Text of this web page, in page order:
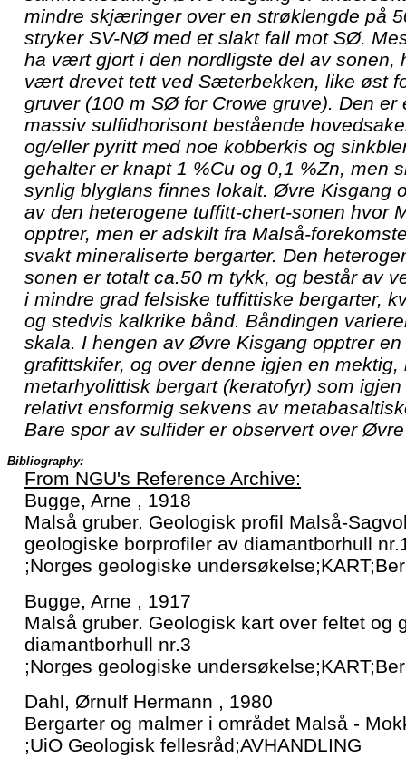
mindre skjæringer over en strøklengde på
stryker SV-NØ med et slakt fall mot SØ.
ha vært gjort i den nordligste del av sonen,
vært drevet tett ved Sæterbekken, like øst
gruver (100 m SØ for Crowe gruve). Den er
massiv sulfidhorisont bestående
og/eller pyritt med noe kobberkis og
gehalter er knapt 1 %Cu og 0,1 %Zn, men
synlig blyglans finnes lokalt. Øvre Kisgang
av den heterogene tuffitt-chert-sonen hvor
opptrer, men er adskilt fra Malså-
svakt mineraliserte bergarter. Den
sonen er totalt ca.50 m tykk, og består av
i mindre grad felsiske tuffittiske bergarter,
og stedvis kalkrike bånd. Båndingen
skala. I hengen av Øvre Kisgang opptrer
grafittskifer, og over denne igjen en
metarhyolittisk bergart (keratofyr) som
relativt ensformig sekvens av
Bare spor av sulfider er observert over
Bibliography:
From NGU's Reference Archive:
Bugge, Arne , 1918
Malså gruber. Geologisk profil Malså-
geologiske borprofiler av diamantborhull
;Norges geologiske
Bugge, Arne , 1917
Malså gruber. Geologisk kart over feltet og
diamantborhull nr.3
;Norges geologiske
Dahl, Ørnulf Hermann , 1980
Bergarter og malmer i området Malså -
;UiO Geologisk fellesråd;AVHANDLING